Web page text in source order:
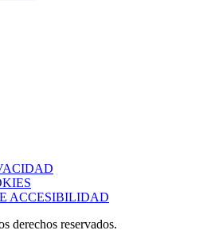
ACCESIBILIDAD
derechos reservados.